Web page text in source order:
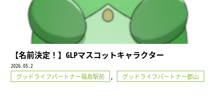
【名前決定！】GLPマスコットキャラクター
2026.05.2
グッドライフパートナー福島駅前 , グッドライフパートナー郡山